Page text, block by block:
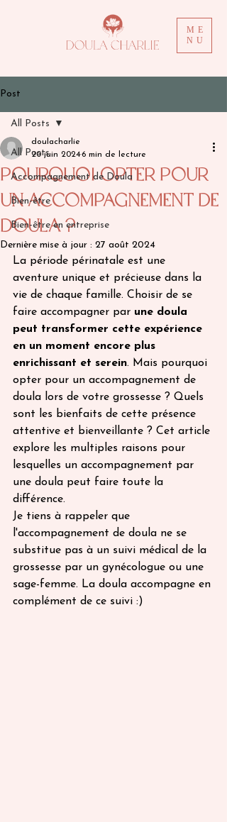
ME
NU
Post
All Posts
Accompagnement de Doula
Bien-être
Bien-être en entreprise
All Posts
Pourquoi Opter pour
un Accompagnement de
Doula ?
doulacharlie
20 juin 2024 6 min de lecture
Dernière mise à jour : 27 août 2024
La période périnatale est une
aventure unique et précieuse dans la
vie de chaque famille. Choisir de se
faire accompagner par une doula
peut transformer cette expérience
en un moment encore plus
enrichissant et serein. Mais pourquoi
opter pour un accompagnement de
doula lors de votre grossesse ? Quels
sont les bienfaits de cette présence
attentive et bienveillante ? Cet article
explore les multiples raisons pour
lesquelles un accompagnement par
une doula peut faire toute la
différence.
Je tiens à rappeler que
l'accompagnement de doula ne se
substitue pas à un suivi médical de la
grossesse par un gynécologue ou une
sage-femme. La doula accompagne en
complément de ce suivi :)